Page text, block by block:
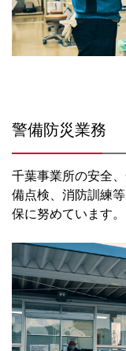
警備防災業務
千葉事業所の安全
備点検、消防訓練
保に努めています。